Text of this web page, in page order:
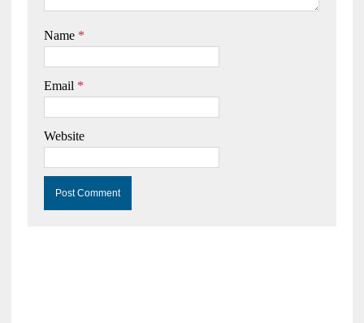
Name *
Email *
Website